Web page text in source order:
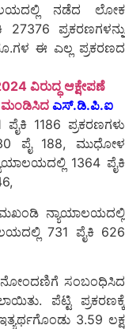
ನಡೆದ ಲೋಕ
ಪ್ರಕರಣಗಳನ್ನು
ಈ ಎಲ್ಲ ಪ್ರಕರಣದ
ವಿರುದ್ಧ ಆಕ್ಷೇಪಣೆ
ಮಂಡಿಸಿದ ಎಸ್.ಡಿ.ಪಿ.ಐ
1186 ಪ್ರಕರಣಗಳು
ಪೈ 188, ಮುಧೋಳ
1364 ಪೈಕಿ
ನ್ಯಾಯಾಲಯದಲ್ಲಿ
731 ಪೈಕಿ 626
ನೋಂದಣಿಗೆ ಸಂಬಂಧಿಸಿದ
ಪೆಟ್ಟಿ ಪ್ರಕರಣಕ್ಕೆ
3.59 ಲಕ್ಷ